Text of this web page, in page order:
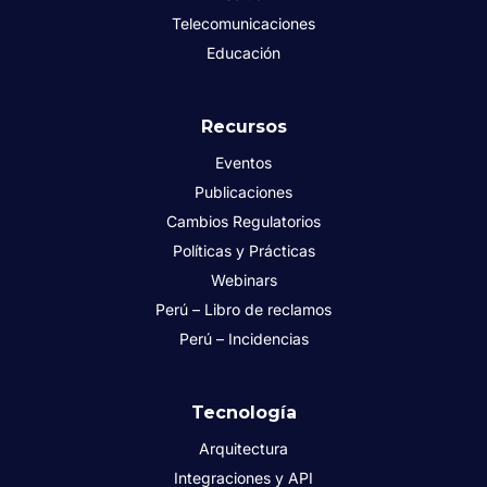
Telecomunicaciones
Educación
Recursos
Eventos
Publicaciones
Cambios Regulatorios
Políticas y Prácticas
Webinars
Perú – Libro de reclamos
Perú – Incidencias
Tecnología
Arquitectura
Integraciones y API